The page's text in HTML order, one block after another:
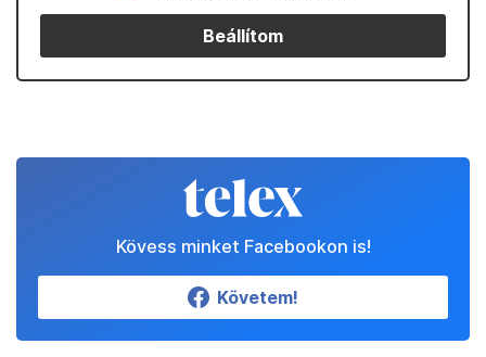
Beállítom
Kövess minket Facebookon is!
Követem!